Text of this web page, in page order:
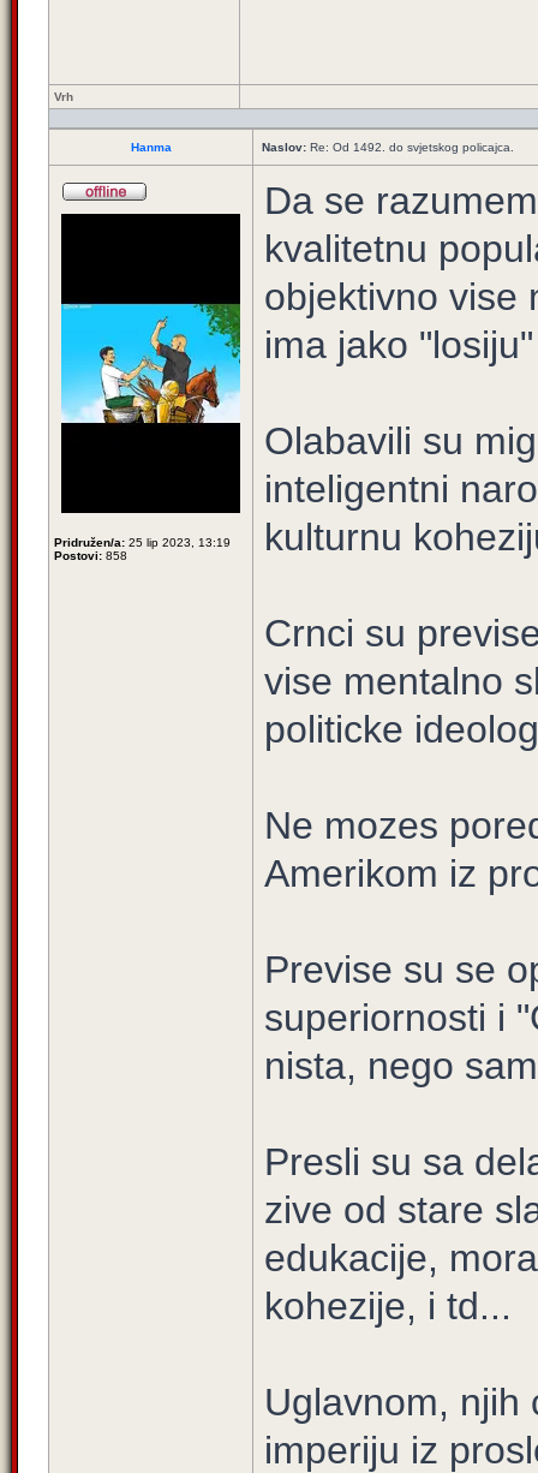
Vrh
Hanma Naslov: Re: Od 1492. do svjetskog policajca.
Pridružen/a: 25 lip 2023, 13:19
Postovi: 858
Da se
kvalitetnu
objektivno vise
ima jako
Olabavili su
inteligentni
kulturnu
Crnci su
vise mentalno
politicke
Ne mozes
Amerikom iz
Previse su se
superiornosti i
nista, nego
Presli su sa
zive od stare
edukacije,
kohezije, i td...
Uglavnom, njih
imperiju iz